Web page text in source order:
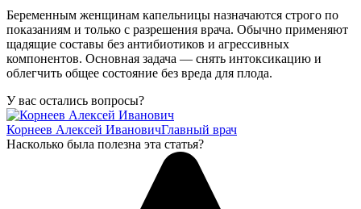
Беременным женщинам капельницы назначаются строго по
показаниям и только с разрешения врача. Обычно применяют
щадящие составы без антибиотиков и агрессивных
компонентов. Основная задача — снять интоксикацию и
облегчить общее состояние без вреда для плода.
У вас остались вопросы?
Корнеев Алексей ИвановичГлавный врач
Насколько была полезна эта статья?